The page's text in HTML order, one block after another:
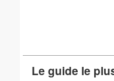
Le guide le